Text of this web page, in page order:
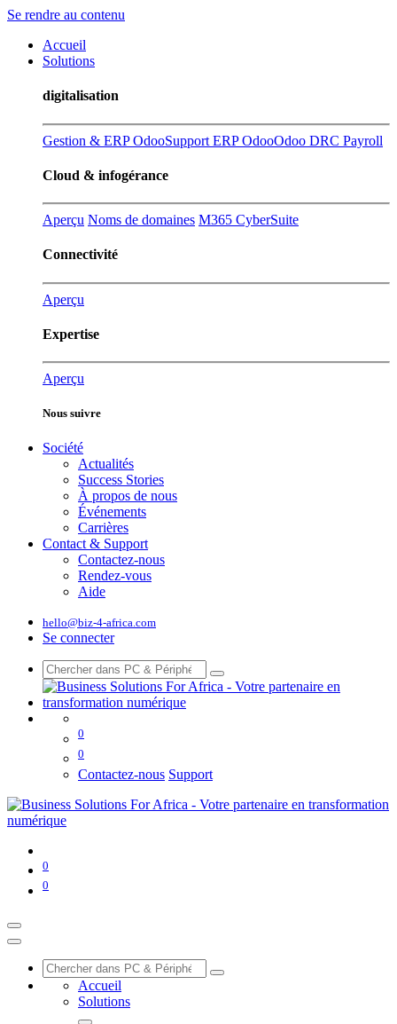
Se rendre au contenu
Accueil
Solutions
digitalisation
Gestion & ERP OdooSupport ERP OdooOdoo DRC Payroll
Cloud & infogérance
Aperçu Noms de domaines M365 CyberSuite
Connectivité
Aperçu
Expertise
Aperçu
Nous suivre
Société
Actualités
Success Stories
À propos de nous
Événements
Carrières
Contact & Support
Contactez-nous
Rendez-vous
Aide
hello@biz-4-africa.com
Se connecter
0
0
Contactez-nous Support
0
0
Accueil
Solutions